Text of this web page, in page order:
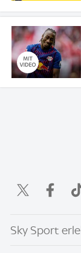
Sky Sport